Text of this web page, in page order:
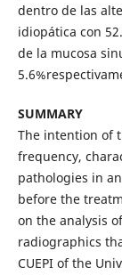
dentro de las
idiopática con
de la mucosa
SUMMARY
The intention of
frequency,
pathologies in
before the
on the analysis
radiographics
CUEPI of the